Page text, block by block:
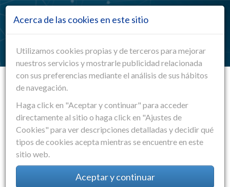
Acerca de las cookies en este sitio
Utilizamos cookies propias y de terceros para mejorar
nuestros servicios y mostrarle publicidad relacionada
con sus preferencias mediante el análisis de sus hábitos
de navegación.
Haga click en "Aceptar y continuar" para acceder
directamente al sitio o haga click en "Ajustes de
Cookies" para ver descripciones detalladas y decidir qué
tipos de cookies acepta mientras se encuentre en este
sitio web.
Aceptar y continuar
Pasar al contenido principal
navigation
Nombre y apellidos
E-mail*
Información adicional